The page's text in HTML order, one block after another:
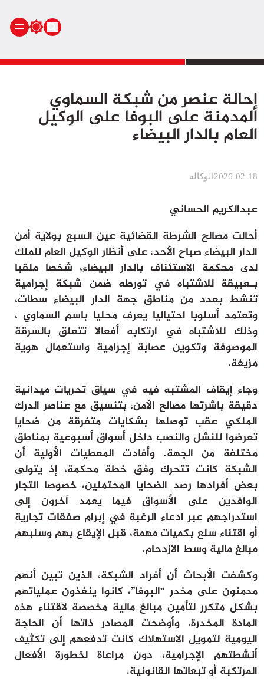
أنشطة ملكية
أنشطة برلمانية
صحة
بيئة
ثقافة وفن
منوعات
إحالة عنصر من شبكة السماوي
المدمنة على البوفا على الوكيل
العام بالدار البيضاء
الوكالة2026-02-18
عبدالكريم الحساني
أحالت مصالح الشرطة القضائية عين السبع بولاية أمن
الدار البيضاء صباح الأحد، على أنظار الوكيل العام للملك
لدى محكمة الاستئناف بالدار البيضاء، شخصا ملقبا
بـعبيقة للاشتباه في تورطه ضمن شبكة إجرامية
تنشط بعدد من مناطق جهة الدار البيضاء سطات،
وتعتمد أسلوبا احتياليا يعرف محليا باسم السماوي ،
وذلك للاشتباه في ارتكابه أفعالا تتعلق بالسرقة
الموصوفة وتكوين عصابة إجرامية واستعمال هوية
مزيفة.
وجاء إيقاف المشتبه فيه في سياق تحريات ميدانية
دقيقة باشرتها مصالح الأمن، بتنسيق مع عناصر الدرك
الملكي عقب توصلها بشكايات متفرقة من ضحايا
تعرضوا للنشل والنصب داخل أسواق أسبوعية بمناطق
مختلفة من الجهة. وأفادت المعطيات الأولية أن
الشبكة كانت تتحرك وفق خطة محكمة، إذ يتولى
بعض أفرادها رصد الضحايا المحتملين، خصوصا التجار
الوافدين على الأسواق فيما يعمد آخرون إلى
استدراجهم عبر ادعاء الرغبة في إبرام صفقات تجارية
أو اقتناء سلع بكميات مهمة، قبل الإيقاع بهم وسلبهم
مبالغ مالية وسط الازدحام.
وكشفت الأبحاث أن أفراد الشبكة، الذين تبين أنهم
مدمنون على مخدر “البوفا”، كانوا ينفذون عملياتهم
بشكل متكرر لتأمين مبالغ مالية مخصصة لاقتناء هذه
المادة المخدرة. وأوضحت المصادر ذاتها أن الحاجة
اليومية لتمويل الاستهلاك كانت تدفعهم إلى تكثيف
أنشطتهم الإجرامية، دون مراعاة لخطورة الأفعال
المرتكبة أو تبعاتها القانونية.